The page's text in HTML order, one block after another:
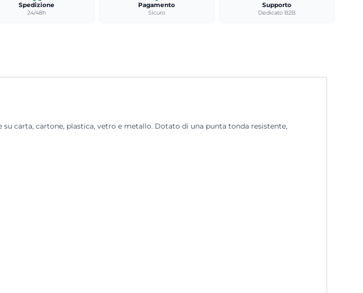
Spedizione
24/48h
Pagamento
Sicuro
Supporto
Dedicato B2B
carta, cartone, plastica, vetro e metallo. Dotato di una punta tonda resistente,